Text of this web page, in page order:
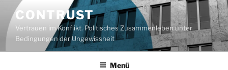
Inhalt
springen
CONTRUST
Vertrauen im Konflikt. Politisches Zusammenleben unter
Bedingungen der Ungewissheit
Menü